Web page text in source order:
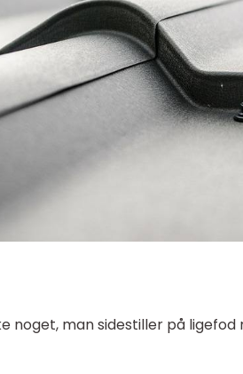
noget, man sidestiller på ligefod